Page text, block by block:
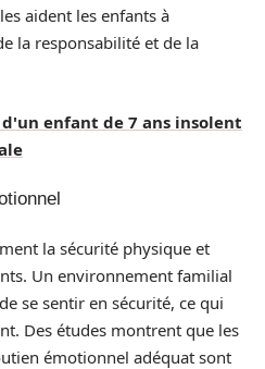
aident les enfants à
la responsabilité et de la
enfant de 7 ans insolent
la sécurité physique et
Un environnement familial
se sentir en sécurité, ce qui
Des études montrent que les
émotionnel adéquat sont